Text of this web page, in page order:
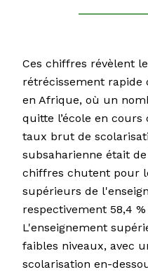
Ces chiffres révèlent
rétrécissement rapide
en Afrique, où un
quitte l’école en
taux brut de
subsaharienne était de
chiffres chutent pour
supérieurs de
respectivement 58,4 %
L'enseignement
faibles niveaux, avec
scolarisation en-